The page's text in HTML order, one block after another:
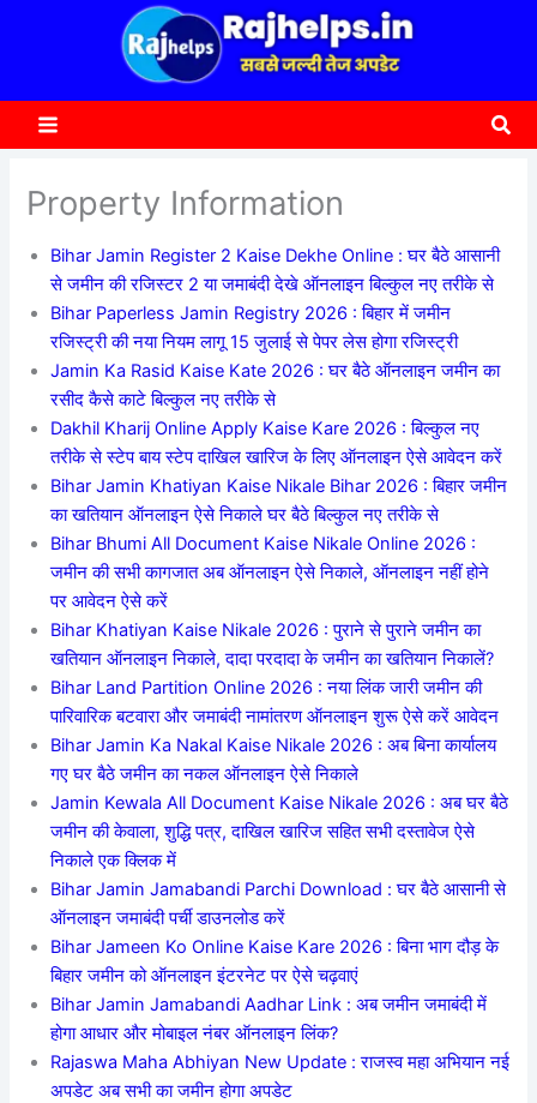
Property Information
Bihar Jamin Register 2 Kaise Dekhe Online : घर बैठे आसानी
से जमीन की रजिस्टर 2 या जमाबंदी देखे ऑनलाइन बिल्कुल नए तरीके से
Bihar Paperless Jamin Registry 2026 : बिहार में जमीन
रजिस्ट्री की नया नियम लागू 15 जुलाई से पेपर लेस होगा रजिस्ट्री
Jamin Ka Rasid Kaise Kate 2026 : घर बैठे ऑनलाइन जमीन का
रसीद कैसे काटे बिल्कुल नए तरीके से
Dakhil Kharij Online Apply Kaise Kare 2026 : बिल्कुल नए
तरीके से स्टेप बाय स्टेप दाखिल खारिज के लिए ऑनलाइन ऐसे आवेदन करें
Bihar Jamin Khatiyan Kaise Nikale Bihar 2026 : बिहार जमीन
का खतियान ऑनलाइन ऐसे निकाले घर बैठे बिल्कुल नए तरीके से
Bihar Bhumi All Document Kaise Nikale Online 2026 :
जमीन की सभी कागजात अब ऑनलाइन ऐसे निकाले, ऑनलाइन नहीं होने
पर आवेदन ऐसे करें
Bihar Khatiyan Kaise Nikale 2026 : पुराने से पुराने जमीन का
खतियान ऑनलाइन निकाले, दादा परदादा के जमीन का खतियान निकालें?
Bihar Land Partition Online 2026 : नया लिंक जारी जमीन की
पारिवारिक बटवारा और जमाबंदी नामांतरण ऑनलाइन शुरू ऐसे करें आवेदन
Bihar Jamin Ka Nakal Kaise Nikale 2026 : अब बिना कार्यालय
गए घर बैठे जमीन का नकल ऑनलाइन ऐसे निकाले
Jamin Kewala All Document Kaise Nikale 2026 : अब घर बैठे
जमीन की केवाला, शुद्धि पत्र, दाखिल खारिज सहित सभी दस्तावेज ऐसे
निकाले एक क्लिक में
Bihar Jamin Jamabandi Parchi Download : घर बैठे आसानी से
ऑनलाइन जमाबंदी पर्ची डाउनलोड करें
Bihar Jameen Ko Online Kaise Kare 2026 : बिना भाग दौड़ के
बिहार जमीन को ऑनलाइन इंटरनेट पर ऐसे चढ़वाएं
Bihar Jamin Jamabandi Aadhar Link : अब जमीन जमाबंदी में
होगा आधार और मोबाइल नंबर ऑनलाइन लिंक?
Rajaswa Maha Abhiyan New Update : राजस्व महा अभियान नई
अपडेट अब सभी का जमीन होगा अपडेट
c